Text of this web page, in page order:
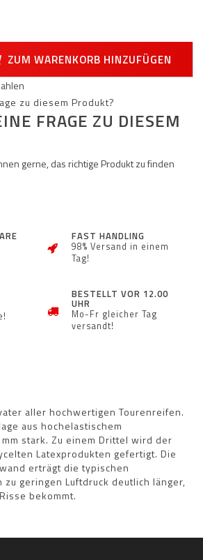
ZUM WARENKORB HINZUFÜGEN
FRAGE ZU DIESEM
gerne, das richtige Produkt zu finden
FAST HANDLING
98% Versand in einem
Tag!
BESTELLT VOR 12.00
UHR
Mo-Fr gleicher Tag
versandt!
aller hochwertigen Tourenreifen.
aus hochelastischem
stark. Zu einem Drittel wird der
Latexprodukten gefertigt. Die
erträgt die typischen
zu geringen Luftdruck deutlich länger,
bekommt.